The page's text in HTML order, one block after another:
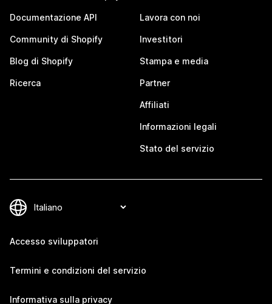
Documentazione API
Community di Shopify
Blog di Shopify
Ricerca
Lavora con noi
Investitori
Stampa e media
Partner
Affiliati
Informazioni legali
Stato del servizio
Accesso sviluppatori
Termini e condizioni del servizio
Informativa sulla privacy